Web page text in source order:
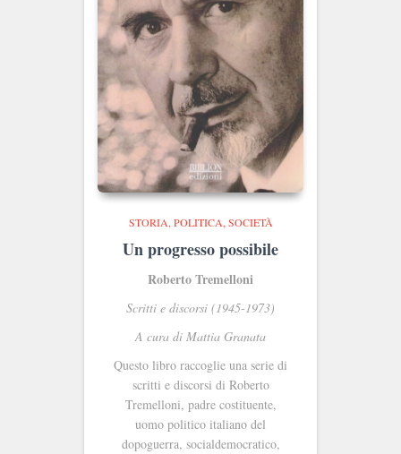
STORIA, POLITICA, SOCIETÀ
Un progresso possibile
Roberto Tremelloni
Scritti e discorsi (1945-1973)
A cura di Mattia Granata
Questo libro raccoglie una serie di
scritti e discorsi di Roberto
Tremelloni, padre costituente,
uomo politico italiano del
dopoguerra, socialdemocratico,